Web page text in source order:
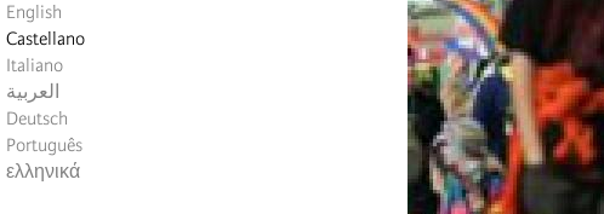
English
Castellano
Italiano
العربية
Deutsch
Português
ελληνικά